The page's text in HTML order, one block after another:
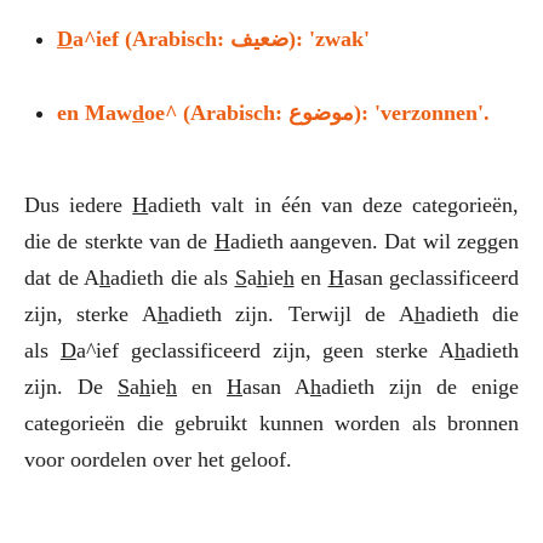
D a^ief (Arabisch: ضعيف): 'zwak'
en Mawd oe^ (Arabisch: موضوع): 'verzonnen'.
Dus iedereHadieth valt in één van deze categorieën,
die de sterkte van de Hadieth aangeven. Dat wil zeggen
dat de Ahadieth die als Sahiehen Hasan geclassificeerd
zijn, sterke Ahadieth zijn. Terwijl de Ahadieth die
als Da^ief geclassificeerd zijn, geen sterke Ahadieth
zijn. De Sahieh en Hasan Ahadieth zijn de enige
categorieën die gebruikt kunnen worden als bronnen
voor oordelen over het geloof.